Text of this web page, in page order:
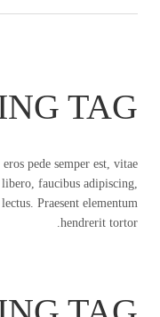
TAG
pede semper est, vitae
faucibus adipiscing,
Praesent elementum
hendrerit tortor.